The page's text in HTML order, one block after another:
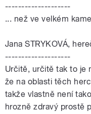
--------------------
... než ve velkém
Jana STRYKOVÁ,
--------------------
Určitě, určitě tak to je
že na oblasti těch
takže vlastně není
hrozně zdravý prostě